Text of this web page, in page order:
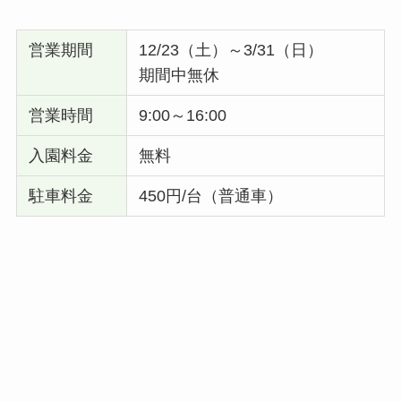
営業期間
12/23（土）～3/31（日）
期間中無休
営業時間 9:00～16:00
入園料金 無料
駐車料金 450円/台（普通車）